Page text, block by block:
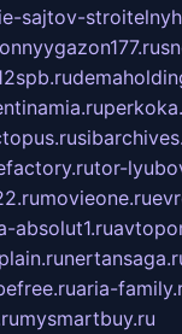
sajtov-
tor-
movieone.ru
absolut1.ru
aria-
mysmartbuy.ru